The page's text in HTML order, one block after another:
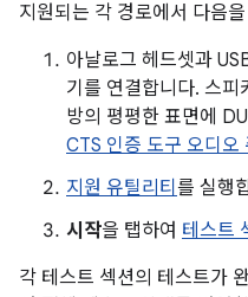
지원되는 각 경로에서 다음
아날로그 헤드셋과
기를 연결합니다. 스
방의 평평한 표면에
CTS 인증 도구 오디오
지원 유틸리티 를 실행
시작을 탭하여 테스트
각 테스트 섹션의 테스트가